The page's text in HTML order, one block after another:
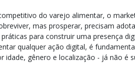
do varejo alimentar, o
mas prosperar, precisam
para construir uma presença
qualquer ação digital, é
idade, gênero e localização - já não é